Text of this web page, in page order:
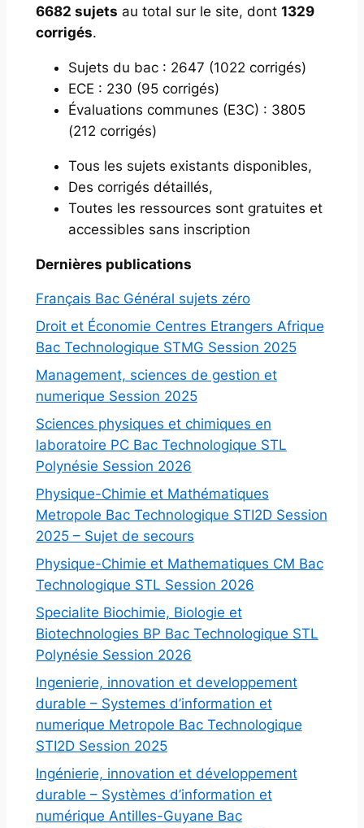
6682 sujets au total sur le site, dont 1329
corrigés.
Sujets du bac : 2647 (1022 corrigés)
ECE : 230 (95 corrigés)
Évaluations communes (E3C) : 3805
(212 corrigés)
Tous les sujets existants disponibles,
Des corrigés détaillés,
Toutes les ressources sont gratuites et
accessibles sans inscription
Dernières publications
Français Bac Général sujets zéro
Droit et Économie Centres Etrangers Afrique
Bac Technologique STMG Session 2025
Management, sciences de gestion et
numerique Session 2025
Sciences physiques et chimiques en
laboratoire PC Bac Technologique STL
Polynésie Session 2026
Physique-Chimie et Mathématiques
Metropole Bac Technologique STI2D Session
2025 – Sujet de secours
Physique-Chimie et Mathematiques CM Bac
Technologique STL Session 2026
Specialite Biochimie, Biologie et
Biotechnologies BP Bac Technologique STL
Polynésie Session 2026
Ingenierie, innovation et developpement
durable – Systemes d’information et
numerique Metropole Bac Technologique
STI2D Session 2025
Ingénierie, innovation et développement
durable – Systèmes d’information et
numérique Antilles-Guyane Bac